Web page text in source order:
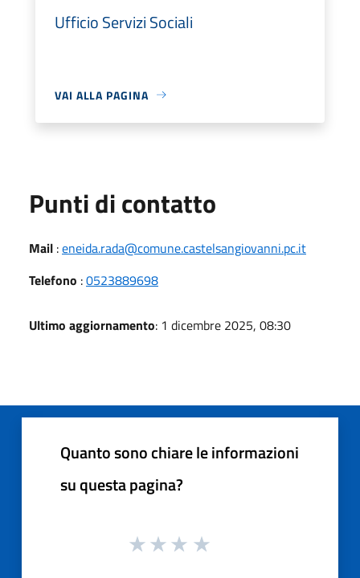
Ufficio Servizi Sociali
VAI ALLA PAGINA
Punti di contatto
Mail :eneida.rada@comune.castelsangiovanni.pc.it
Telefono :0523889698
Ultimo aggiornamento: 1 dicembre 2025, 08:30
Quanto sono chiare le informazioni
su questa pagina?